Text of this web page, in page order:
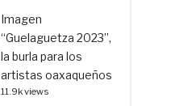
Imagen
“Guelaguetza 2023”,
la burla para los
artistas oaxaqueños
11.9k views